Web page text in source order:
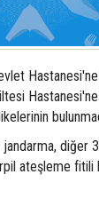
Hastanesi'ne
diğer
ateşleme fitili